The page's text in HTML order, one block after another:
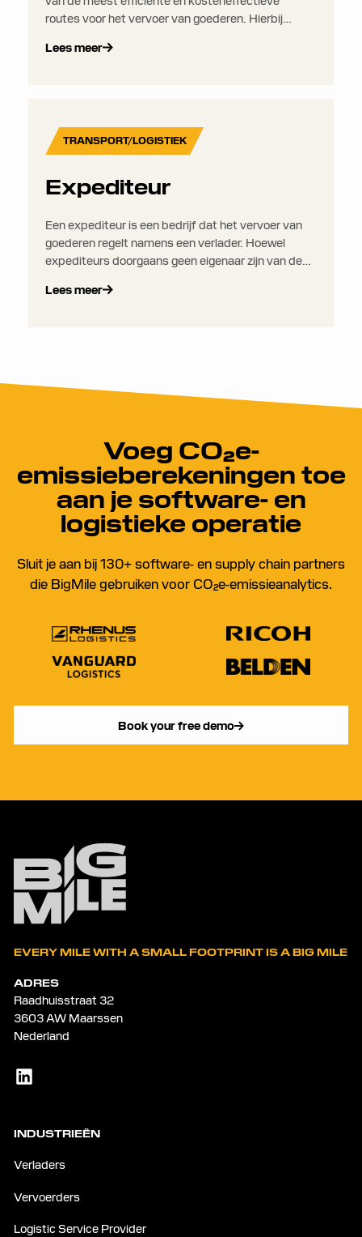
routes voor het vervoer van goederen. Hierbij
tijdvensters, brandstofverbruik,
Lees meer
TRANSPORT/LOGISTIEK
Expediteur
Een expediteur is een bedrijf dat het vervoer van
goederen regelt namens een verlader. Hoewel
expediteurs doorgaans geen eigenaar zijn van de
het volledige verzendproces via een wereldwijd
Lees meer
Voeg CO₂e-
emissieberekeningen toe
aan je software- en
logistieke operatie
Sluit je aan bij 130+ software- en supply chain partners
die BigMile gebruiken voor CO₂e-emissieanalytics.
Book your free demo
EVERY MILE WITH A SMALL FOOTPRINT IS A BIG MILE
ADRES
Raadhuisstraat 32
3603 AW Maarssen
Nederland
INDUSTRIEËN
Verladers
Vervoerders
Logistic Service Provider